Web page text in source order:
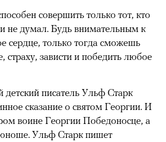
совершить только тот, кто
не думал. Будь внимательным к
сердце, только тогда сможешь
страху, зависти и победить любое
детский писатель Ульф Старк
сказание о святом Георгии. И
воине Георгии Победоносце, а
Ульф Старк пишет